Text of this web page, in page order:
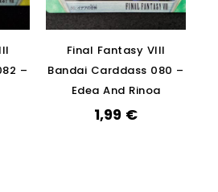
–
Final Fantasy VIII
Bandai Carddass 080 –
Edea And Rinoa
1,99 €